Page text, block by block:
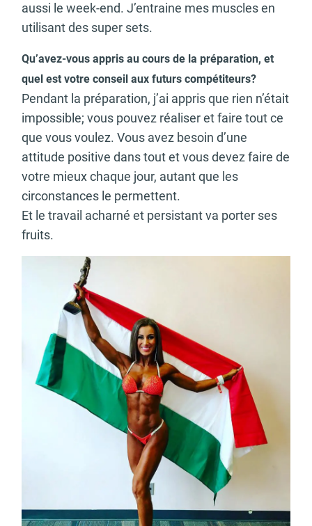
aussi le week-end. J’entraine mes muscles en
utilisant des super sets.
Qu’avez-vous appris au cours de la préparation, et
quel est votre conseil aux futurs compétiteurs?
Pendant la préparation, j’ai appris que rien n’était
impossible; vous pouvez réaliser et faire tout ce
que vous voulez. Vous avez besoin d’une
attitude positive dans tout et vous devez faire de
votre mieux chaque jour, autant que les
circonstances le permettent.
Et le travail acharné et persistant va porter ses
fruits.